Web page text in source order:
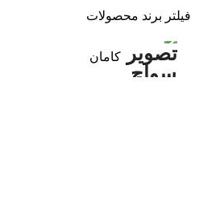
فیلتر برند محصولات
کامان